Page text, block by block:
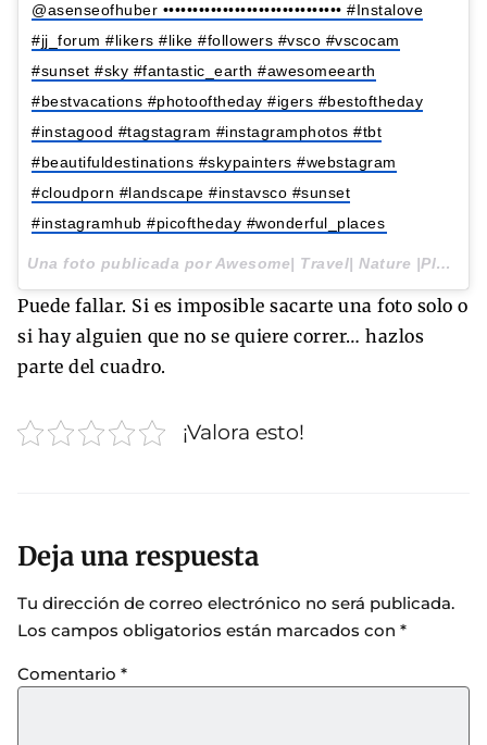
@asenseofhuber •••••••••••••••••••••••••••••• #Instalove
#jj_forum #likers #like #followers #vsco #vscocam
#sunset #sky #fantastic_earth #awesomeearth
#bestvacations #photooftheday #igers #bestoftheday
#instagood #tagstagram #instagramphotos #tbt
#beautifuldestinations #skypainters #webstagram
#cloudporn #landscape #instavsco #sunset
#instagramhub #picoftheday #wonderful_places
Una foto publicada por Awesome| Travel| Nature |Place (@travels_wishlist) el
Puede fallar. Si es imposible sacarte una foto solo o
si hay alguien que no se quiere correr… hazlos
parte del cuadro.
¡Valora esto!
Deja una respuesta
Tu dirección de correo electrónico no será publicada.
Los campos obligatorios están marcados con *
Comentario *